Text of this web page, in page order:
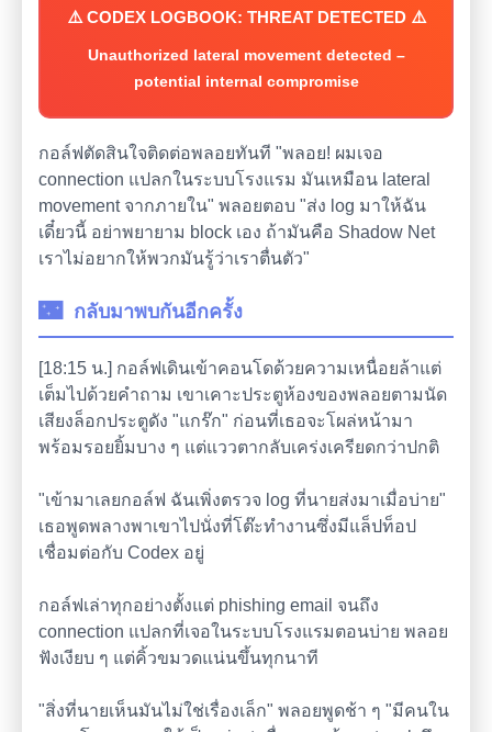
⚠️ CODEX LOGBOOK: THREAT DETECTED ⚠️
Unauthorized lateral movement detected –
potential internal compromise
กอล์ฟตัดสินใจติดต่อพลอยทันที "พลอย! ผมเจอ
connection แปลกในระบบโรงแรม มันเหมือน lateral
movement จากภายใน" พลอยตอบ "ส่ง log มาให้ฉัน
เดี๋ยวนี้ อย่าพยายาม block เอง ถ้ามันคือ Shadow Net
เราไม่อยากให้พวกมันรู้ว่าเราตื่นตัว"
🌃 กลับมาพบกันอีกครั้ง
[18:15 น.] กอล์ฟเดินเข้าคอนโดด้วยความเหนื่อยล้าแต่
เต็มไปด้วยคำถาม เขาเคาะประตูห้องของพลอยตามนัด
เสียงล็อกประตูดัง "แกร๊ก" ก่อนที่เธอจะโผล่หน้ามา
พร้อมรอยยิ้มบาง ๆ แต่แววตากลับเคร่งเครียดกว่าปกติ
"เข้ามาเลยกอล์ฟ ฉันเพิ่งตรวจ log ที่นายส่งมาเมื่อบ่าย"
เธอพูดพลางพาเขาไปนั่งที่โต๊ะทำงานซึ่งมีแล็ปท็อป
เชื่อมต่อกับ Codex อยู่
กอล์ฟเล่าทุกอย่างตั้งแต่ phishing email จนถึง
connection แปลกที่เจอในระบบโรงแรมตอนบ่าย พลอย
ฟังเงียบ ๆ แต่คิ้วขมวดแน่นขึ้นทุกนาที
"สิ่งที่นายเห็นมันไม่ใช่เรื่องเล็ก" พลอยพูดช้า ๆ "มีคนใน